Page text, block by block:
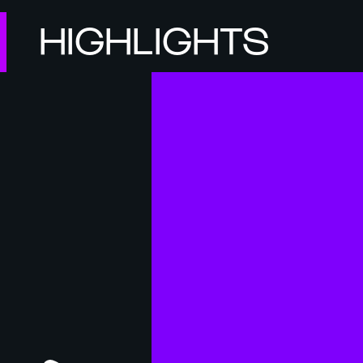
HIGHLIGHTS